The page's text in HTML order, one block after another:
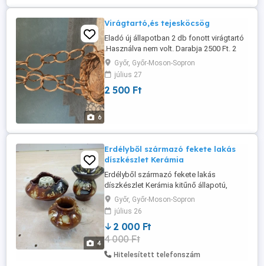
készült, egyedi darab Puha, minőségi
fonalból ...
6
Virágtartó,és tejesköcsög
Eladó új állapotban 2 db fonott virágtartó
.Használva nem volt. Darabja 2500 Ft. 2
literes tejesköcsög nem használt,20cm
magas,10cm széles,2500ft db
Győr, Győr-Moson-Sopron
július 27
2 500 Ft
4
Erdélyből származó fekete lakás
díszkészlet Kerámia
Erdélyből származó fekete lakás
díszkészlet Kerámia kitűnő állapotú,
jellegzetes szép dísz.
Győr, Győr-Moson-Sopron
július 26
2 000 Ft
4 000 Ft
Hitelesített telefonszám